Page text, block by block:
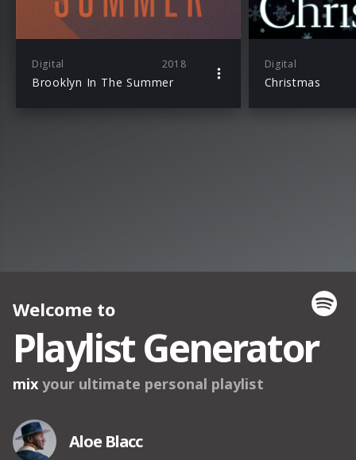
Digital 2018
Brooklyn In The Summer
Digital
Christmas